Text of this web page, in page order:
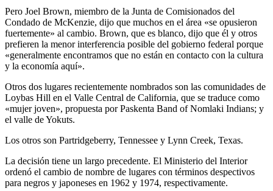
Pero Joel Brown, miembro de la Junta de Comisionados del
Condado de McKenzie, dijo que muchos en el área «se opusieron
fuertemente» al cambio. Brown, que es blanco, dijo que él y otros
prefieren la menor interferencia posible del gobierno federal porque
«generalmente encontramos que no están en contacto con la cultura
y la economía aquí».
Otros dos lugares recientemente nombrados son las comunidades de
Loybas Hill en el Valle Central de California, que se traduce como
«mujer joven», propuesta por Paskenta Band of Nomlaki Indians; y
el valle de Yokuts.
Los otros son Partridgeberry, Tennessee y Lynn Creek, Texas.
La decisión tiene un largo precedente. El Ministerio del Interior
ordenó el cambio de nombre de lugares con términos despectivos
para negros y japoneses en 1962 y 1974, respectivamente.